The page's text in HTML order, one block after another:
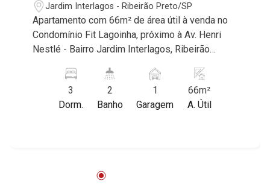
Jardim Interlagos - Ribeirão Preto/SP
Apartamento com 66m² de área útil à venda no
Condomínio Fit Lagoinha, próximo à Av. Henri
Nestlé - Bairro Jardim Interlagos, Ribeirão
imóvel que a Martinelli Imobiliária selecionou
para você: - 66m² de área útil - 3 dormitórios
com armários e ar condicionado, sendo 1 suíte -
1051 - Alto da Boa Vista | Ribeirão Preto.
3
Dorm.
2
Banho
1
Garagem
66m²
A. Útil